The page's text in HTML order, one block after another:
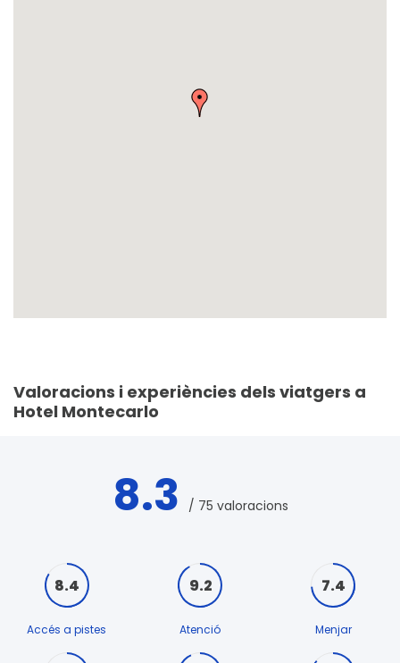
Valoracions i experiències dels viatgers a
Hotel Montecarlo
8.3 / 75 valoracions
8.4
Accés a pistes
9.2
Atenció
7.4
Menjar